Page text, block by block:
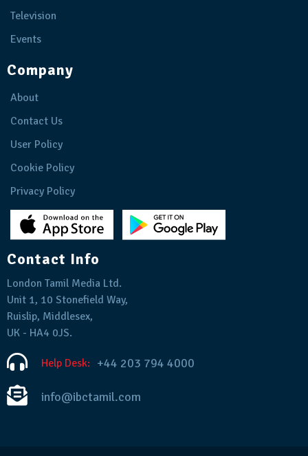
Television
Events
Company
About
Contact Us
User Policy
Cookie Policy
Privacy Policy
Contact Info
London Tamil Media Ltd.
Unit 1, 10 Stonefield Way,
Ruislip, Middlesex,
UK - HA4 0JS.
Help Desk: +44 203 794 4000
info@ibctamil.com